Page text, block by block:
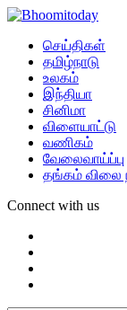
செய்திகள்
தமிழ்நாடு
உலகம்
இந்தியா
சினிமா
விளையாட்டு
வணிகம்
வேலைவாய்ப்பு
தங்கம் விலை
Connect with us